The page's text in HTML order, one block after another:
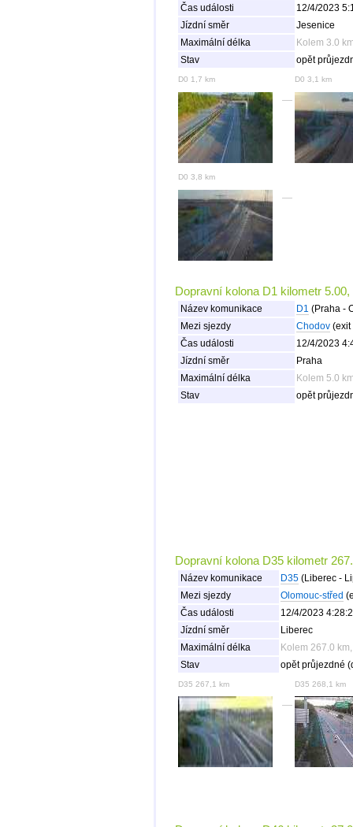
Čas události
12/4/2023
Jízdní směr
Jesenice
Maximální délka
Kolem 3.0
Stav
opět
D0 1,7 km D0 3,1 km
D0 3,8 km
Dopravní kolona D1 kilometr
Název komunikace D1 (Praha -
Mezi sjezdy
Chodov(exit
Čas události
12/4/2023
Jízdní směr
Praha
Maximální délka
Kolem 5.0
Stav
opět
Dopravní kolona D35 kilometr
Název komunikace D35(Liberec -
Mezi sjezdy
Olomouc-střed
Čas události
12/4/2023
Jízdní směr
Liberec
Maximální délka
Kolem 267.0
Stav
opět průjezdné
D35 267,1 km D35 268,1 km